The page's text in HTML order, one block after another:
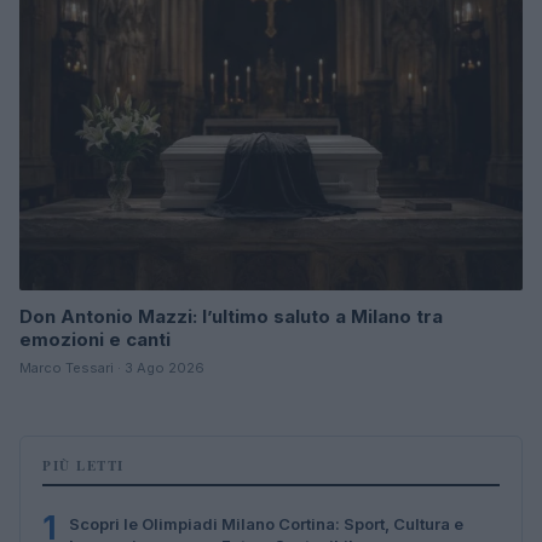
Don Antonio Mazzi: l’ultimo saluto a Milano tra
emozioni e canti
Marco Tessari · 3 Ago 2026
PIÙ LETTI
1
Scopri le Olimpiadi Milano Cortina: Sport, Cultura e